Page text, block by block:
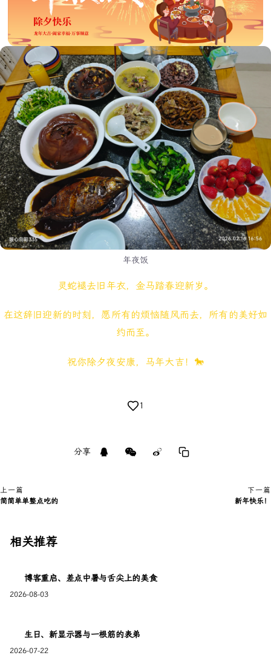
年夜饭
灵蛇褪去旧年衣，金马踏春迎新岁。
在这辞旧迎新的时刻，愿所有的烦恼随风而去，所有的美好如
约而至。
祝你除夕夜安康，马年大吉！🐎
1
分享
上一篇
简简单单整点吃的
下一篇
新年快乐！
相关推荐
博客重启、差点中暑与舌尖上的美食
2026-08-03
生日、新显示器与一根筋的表弟
2026-07-22